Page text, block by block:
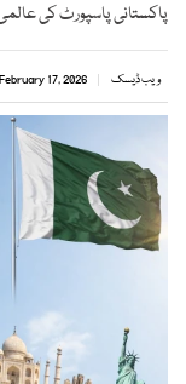
پاکستانی پاسپورٹ کی عالمی درجہ بندی
ویب ڈیسک February 17, 2026